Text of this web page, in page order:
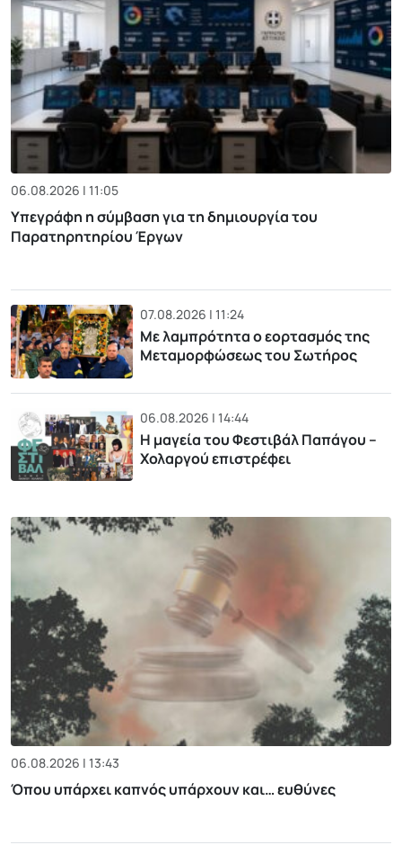
06.08.2026 | 11:05
Υπεγράφη η σύμβαση για τη δημιουργία του
Παρατηρητηρίου Έργων
07.08.2026 | 11:24
Με λαμπρότητα ο εορτασμός της
Μεταμορφώσεως του Σωτήρος
06.08.2026 | 14:44
Η μαγεία του Φεστιβάλ Παπάγου –
Χολαργού επιστρέφει
06.08.2026 | 13:43
Όπου υπάρχει καπνός υπάρχουν και… ευθύνες